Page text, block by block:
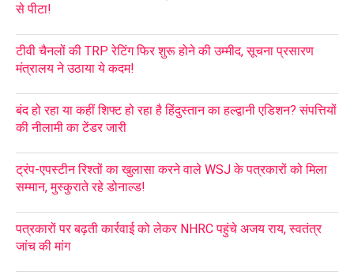
से पीटा!
टीवी चैनलों की TRP रेटिंग फिर शुरू होने की उम्मीद, सूचना प्रसारण
मंत्रालय ने उठाया ये कदम!
बंद हो रहा या कहीं शिफ्ट हो रहा है हिंदुस्तान का हल्द्वानी एडिशन? संपत्तियों
की नीलामी का टेंडर जारी
ट्रंप-एपस्टीन रिश्तों का खुलासा करने वाले WSJ के पत्रकारों को मिला
सम्मान, मुस्कुराते रहे डोनाल्ड!
पत्रकारों पर बढ़ती कार्रवाई को लेकर NHRC पहुंचे अजय राय, स्वतंत्र
जांच की मांग